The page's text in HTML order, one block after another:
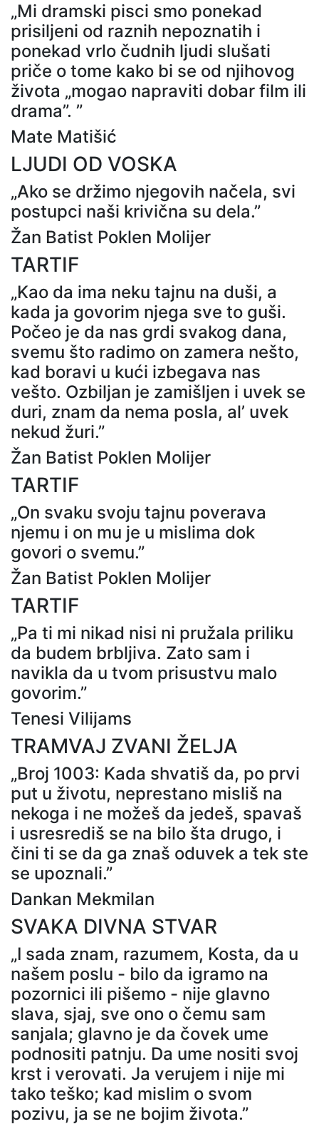
„Mi dramski pisci smo ponekad
prisiljeni od raznih nepoznatih i
ponekad vrlo čudnih ljudi slušati
priče o tome kako bi se od njihovog
života „mogao napraviti dobar film ili
drama”. ”
Mate Matišić
LJUDI OD VOSKA
„Ako se držimo njegovih načela, svi
postupci naši krivična su dela.”
Žan Batist Poklen Molijer
TARTIF
„Kao da ima neku tajnu na duši, a
kada ja govorim njega sve to guši.
Počeo je da nas grdi svakog dana,
svemu što radimo on zamera nešto,
kad boravi u kući izbegava nas
vešto. Ozbiljan je zamišljen i uvek se
duri, znam da nema posla, al’ uvek
nekud žuri.”
Žan Batist Poklen Molijer
TARTIF
„On svaku svoju tajnu poverava
njemu i on mu je u mislima dok
govori o svemu.”
Žan Batist Poklen Molijer
TARTIF
„Pa ti mi nikad nisi ni pružala priliku
da budem brbljiva. Zato sam i
navikla da u tvom prisustvu malo
govorim.”
Tenesi Vilijams
TRAMVAJ ZVANI ŽELJA
„Broj 1003: Kada shvatiš da, po prvi
put u životu, neprestano misliš na
nekoga i ne možeš da jedeš, spavaš
i usresrediš se na bilo šta drugo, i
čini ti se da ga znaš oduvek a tek ste
se upoznali.”
Dankan Mekmilan
SVAKA DIVNA STVAR
„I sada znam, razumem, Kosta, da u
našem poslu - bilo da igramo na
pozornici ili pišemo - nije glavno
slava, sjaj, sve ono o čemu sam
sanjala; glavno je da čovek ume
podnositi patnju. Da ume nositi svoj
krst i verovati. Ja verujem i nije mi
tako teško; kad mislim o svom
pozivu, ja se ne bojim života.”